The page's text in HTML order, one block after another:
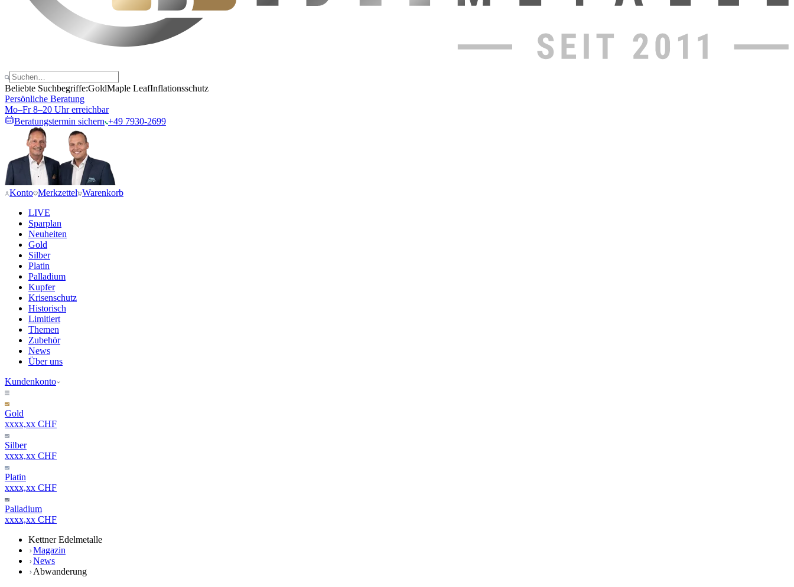
Beliebte Suchbegriffe:GoldMaple LeafInflationsschutz
Persönliche Beratung
Mo–Fr 8–20 Uhr erreichbar
Beratungstermin sichern +49 7930-2699
Konto Merkzettel Warenkorb
LIVE
Sparplan
Neuheiten
Gold
Silber
Platin
Palladium
Kupfer
Krisenschutz
Historisch
Limitiert
Themen
Zubehör
News
Über uns
Kundenkonto
Gold
xxxx,xx CHF
Silber
xxxx,xx CHF
Platin
xxxx,xx CHF
Palladium
xxxx,xx CHF
Kettner Edelmetalle
Magazin
News
Abwanderung